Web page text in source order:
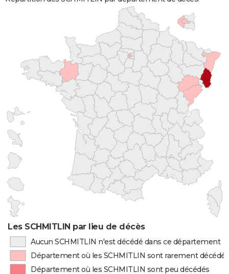
Les SCHMITLIN par lieu de décès
Aucun SCHMITLIN n'est décédé dans ce département
Département où les SCHMITLIN sont rarement décédés
Département où les SCHMITLIN sont peu décédés